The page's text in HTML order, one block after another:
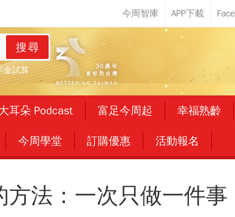
搜尋
金試算
耳朵 Podcast 富足今周起 幸福熟齡
今周學堂 訂購優惠 活動報名
法：一次只做一件事